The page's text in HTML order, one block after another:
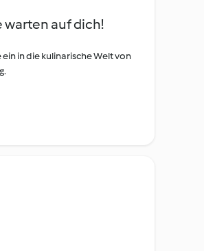
warten auf dich!
in die kulinarische Welt von